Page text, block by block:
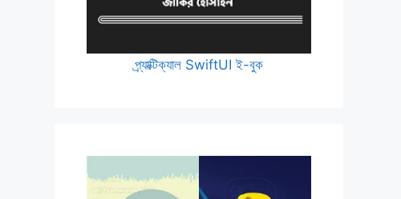
প্র্যাক্টিক্যাল SwiftUI ই-বুক